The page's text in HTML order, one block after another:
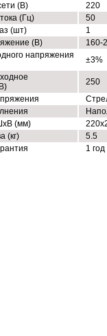
(В)
220
(Гц)
50
(шт)
1
(В)
160-
напряжения
±3%
250
(мм)
(кг)
5.5
1 год